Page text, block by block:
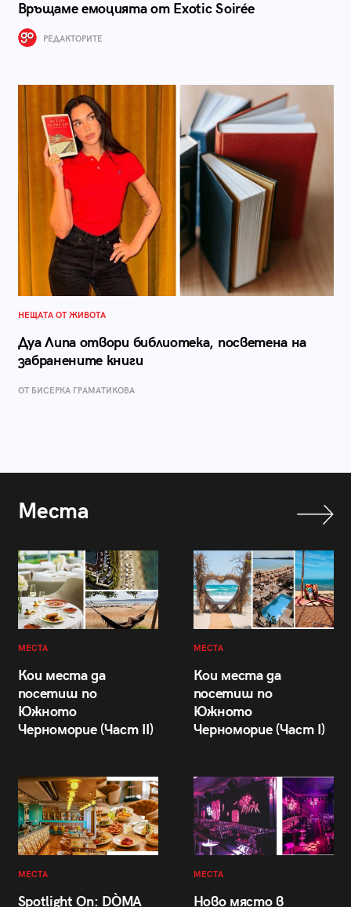
Връщаме емоцията от Exotic Soirée
РЕДАКТОРИТЕ
НЕЩАТА ОТ ЖИВОТА
Дуа Липа отвори библиотека, посветена на
забранените книги
ОТ БИСЕРКА ГРАМАТИКОВА
Места
МЕСТА
Кои места да
посетиш по
Южното
Черноморие (Част II)
МЕСТА
Кои места да
посетиш по
Южното
Черноморие (Част I)
МЕСТА
Spotlight On: DÒMA
МЕСТА
Ново място в